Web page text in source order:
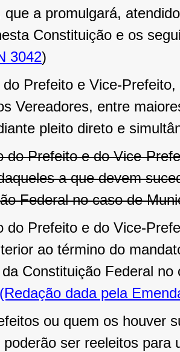
que a promulgará,
Constituição e os
3042)
do Prefeito e Vice-
Vereadores, entre
pleito direto e
do Prefeito e do Vice-
a que devem
Federal no caso de
do Prefeito e do Vice-
ao término do
Constituição Federal
(Redação dada pela
ou quem os houver
poderão ser reeleitos para